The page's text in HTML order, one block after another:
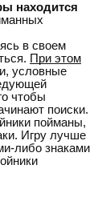
находится
в своем
При этом
условные
чтобы
поиски.
пойманы,
Игру лучше
либо знаками